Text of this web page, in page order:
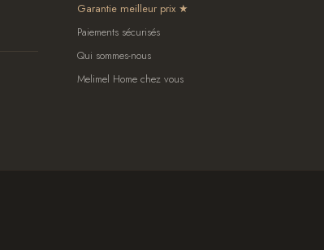
Garantie meilleur prix
Paiements sécurisés
Qui sommes-nous
Melimel Home chez vous